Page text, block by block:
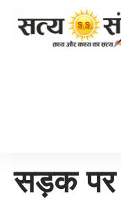
सड़क पर